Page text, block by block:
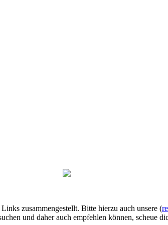
zusammengestellt. Bitte hierzu auch unsere (
und daher auch empfehlen können, scheue